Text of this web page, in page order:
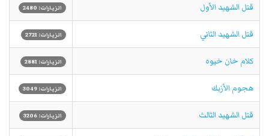
قتل الشهيد الأول الزيارات: 2480
قتل الشهيد الثاني الزيارات: 2721
كلام خان خيوه الزيارات: 2881
هجوم الأزبك الزيارات: 3049
قتل الشهيد الثالث الزيارات: 3206